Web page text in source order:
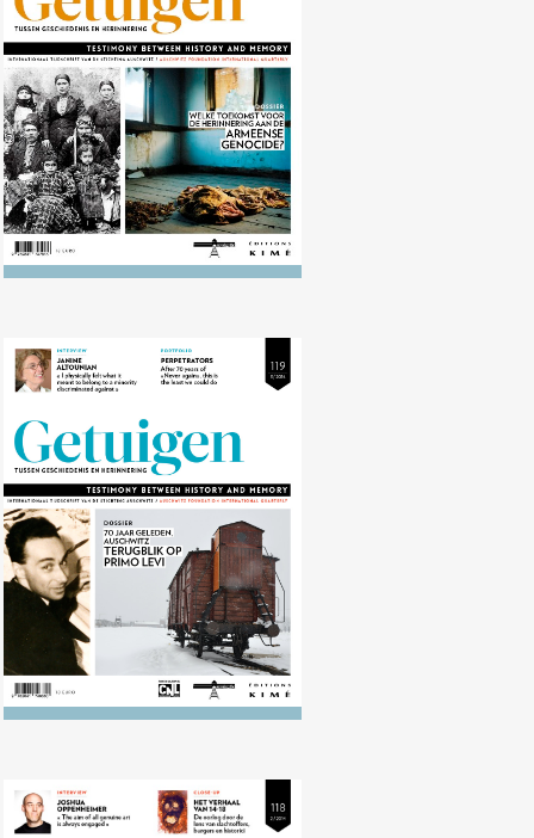
Nr. 120 (04/2015) Herinnering aan
de Armeense genocide
Nr. 119 (12/2014) 70 jaar geleden:
Auschwitz. Terugblik op Primo
Levi